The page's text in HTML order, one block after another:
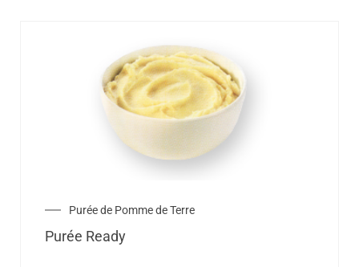
Purée de Pomme de Terre
Purée Ready